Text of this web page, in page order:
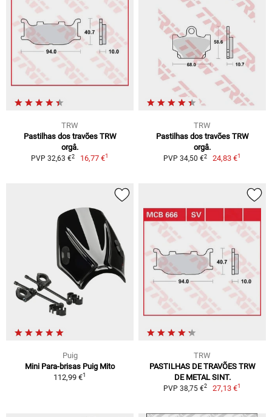
TRW
Pastilhas dos travões TRW
orgâ.
PVP 32,63 €2 16,77 €1
TRW
Pastilhas dos travões TRW
orgâ.
PVP 34,50 €2 24,83 €1
Puig
Mini Para-brisas Puig Mito
112,99 €1
TRW
PASTILHAS DE TRAVÕES TRW
DE METAL SINT.
PVP 38,75 €2 27,13 €1